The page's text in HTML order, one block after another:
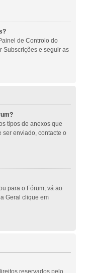
de Controlo do
Subscrições e seguir as
tipos de anexos que
ser enviado, contacte o
para o Fórum, vá ao
Geral clique em
reservados pelo